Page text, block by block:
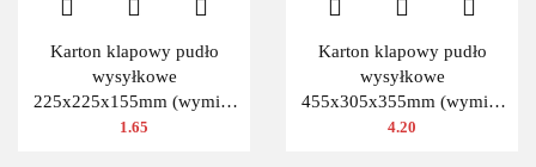
Karton klapowy pudło
wysyłkowe
225x225x155mm (wymiar
zewn.) Fala B 480g/m2
1.65
Karton klapowy pudło
wysyłkowe
455x305x355mm (wymiar
zewn.) Fala B 480g/m2
4.20